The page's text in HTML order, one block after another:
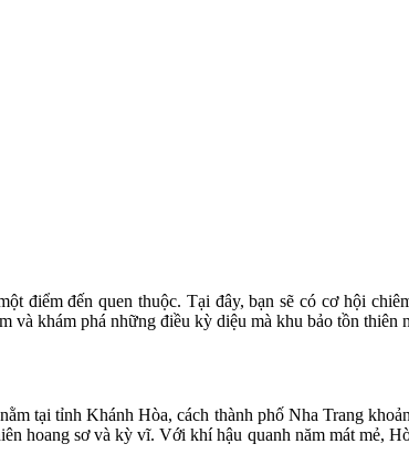
đến quen thuộc. Tại đây, bạn sẽ có cơ hội
và khám phá những điều kỳ diệu mà khu bảo tồn thiên
tại tỉnh Khánh Hòa, cách thành phố Nha Trang
hoang sơ và kỳ vĩ. Với khí hậu quanh năm mát mẻ,